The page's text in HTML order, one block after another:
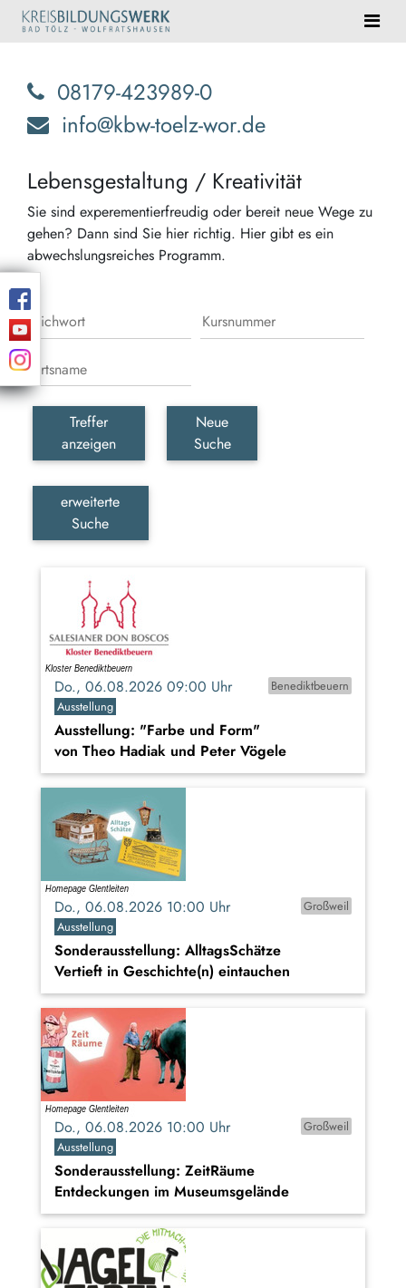
08179-423989-0
info@kbw-toelz-wor.de
Lebensgestaltung / Kreativität
Sie sind experementierfreudig oder bereit neue Wege zu
gehen? Dann sind Sie hier richtig. Hier gibt es ein
abwechslungsreiches Programm.
Treffer
anzeigen
Neue
Suche
erweiterte
Suche
Do., 06.08.2026 09:00 Uhr
Benediktbeuern
Ausstellung
Ausstellung: "Farbe und Form"
von Theo Hadiak und Peter Vögele
Do., 06.08.2026 10:00 Uhr
Großweil
Ausstellung
Sonderausstellung: AlltagsSchätze
Vertieft in Geschichte(n) eintauchen
Do., 06.08.2026 10:00 Uhr
Großweil
Ausstellung
Sonderausstellung: ZeitRäume
Entdeckungen im Museumsgelände